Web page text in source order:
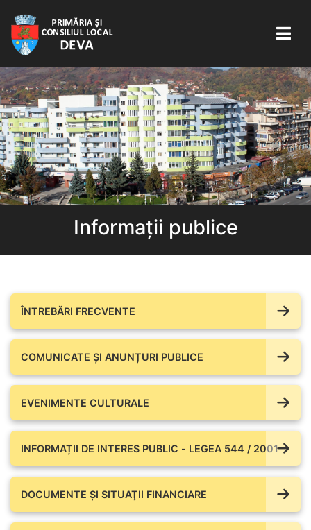
Informații publice
ÎNTREBĂRI FRECVENTE
COMUNICATE ŞI ANUNȚURI PUBLICE
EVENIMENTE CULTURALE
INFORMAȚII DE INTERES PUBLIC - LEGEA 544 / 2001
DOCUMENTE ŞI SITUAŢII FINANCIARE